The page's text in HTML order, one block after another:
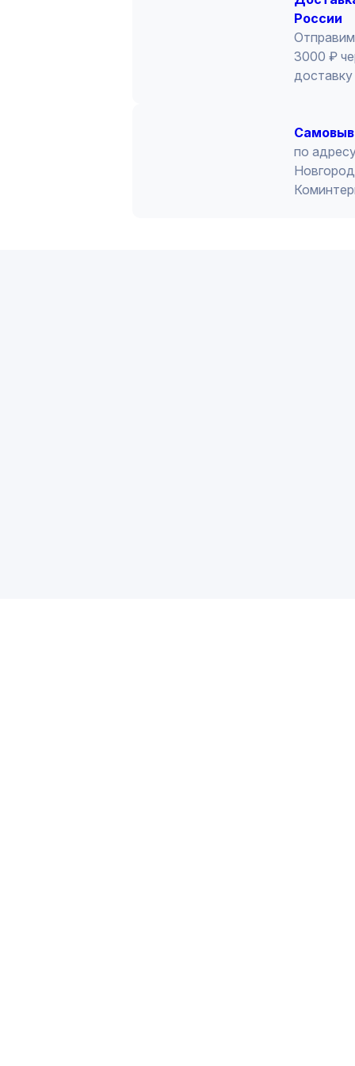
России
3000 ₽
по